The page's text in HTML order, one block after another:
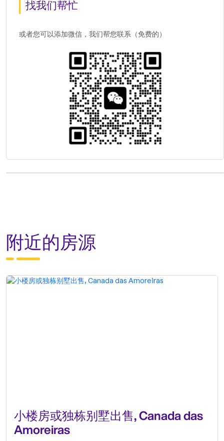
找我们帮忙
或者您可以添加微信，我们帮您联系（免费的）
附近的房源
小楼房或独栋别墅出售, Canada das
Amoreiras